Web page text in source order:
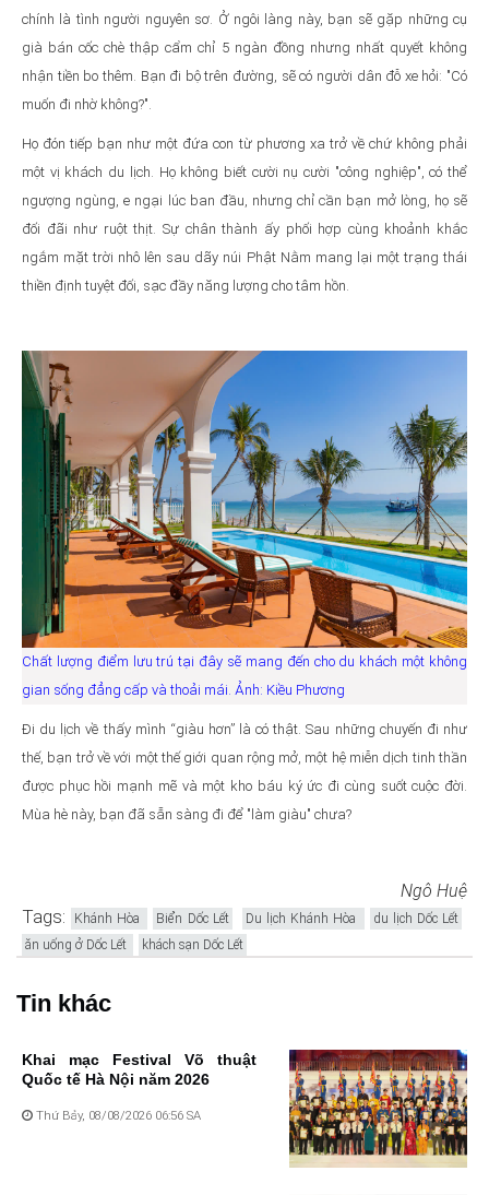
chính là tình người nguyên sơ. Ở ngôi làng này, bạn sẽ gặp những cụ
già bán cốc chè thập cẩm chỉ 5 ngàn đồng nhưng nhất quyết không
nhận tiền bo thêm. Bạn đi bộ trên đường, sẽ có người dân đỗ xe hỏi: "Có
muốn đi nhờ không?".
Họ đón tiếp bạn như một đứa con từ phương xa trở về chứ không phải
một vị khách du lịch. Họ không biết cười nụ cười "công nghiệp", có thể
ngượng ngùng, e ngại lúc ban đầu, nhưng chỉ cần bạn mở lòng, họ sẽ
đối đãi như ruột thịt. Sự chân thành ấy phối hợp cùng khoảnh khắc
ngắm mặt trời nhô lên sau dãy núi Phật Nằm mang lại một trạng thái
thiền định tuyệt đối, sạc đầy năng lượng cho tâm hồn.
Chất lượng điểm lưu trú tại đây sẽ mang đến cho du khách một không
gian sống đẳng cấp và thoải mái. Ảnh: Kiều Phương
Đi du lịch về thấy mình “giàu hơn” là có thật. Sau những chuyến đi như
thế, bạn trở về với một thế giới quan rộng mở, một hệ miễn dịch tinh thần
được phục hồi mạnh mẽ và một kho báu ký ức đi cùng suốt cuộc đời.
Mùa hè này, bạn đã sẵn sàng đi để "làm giàu" chưa?
Ngô Huệ
Tags: Khánh Hòa Biển Dốc Lết Du lịch Khánh Hòa
du lịch Dốc Lết
ăn uống ở Dốc Lết
khách sạn Dốc Lết
Tin khác
Khai mạc Festival Võ thuật
Quốc tế Hà Nội năm 2026
Thứ Bảy, 08/08/2026 06:56 SA